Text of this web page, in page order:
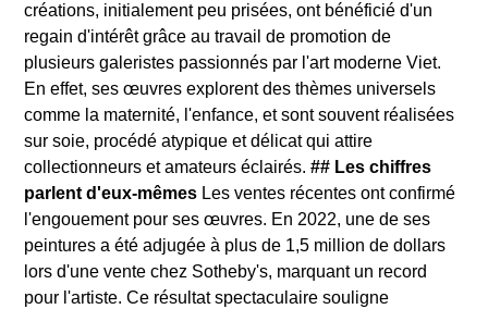
créations, initialement peu prisées, ont bénéficié d'un
regain d'intérêt grâce au travail de promotion de
plusieurs galeristes passionnés par l'art moderne Viet.
En effet, ses œuvres explorent des thèmes universels
comme la maternité, l'enfance, et sont souvent réalisées
sur soie, procédé atypique et délicat qui attire
collectionneurs et amateurs éclairés.## Les chiffres
parlent d'eux-mêmes Les ventes récentes ont confirmé
l'engouement pour ses œuvres. En 2022, une de ses
peintures a été adjugée à plus de 1,5 million de dollars
lors d'une vente chez Sotheby's, marquant un record
pour l'artiste. Ce résultat spectaculaire souligne